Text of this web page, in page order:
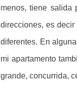
menos, tiene salida
direcciones, es
diferentes. En
mi apartamento
grande, concurrida,